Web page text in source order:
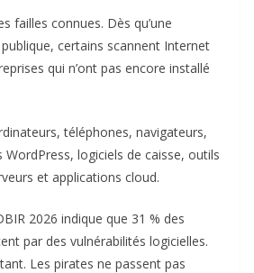
failles connues. Dès qu’une
certains scannent Internet
qui n’ont pas encore installé
téléphones, navigateurs,
logiciels de caisse, outils
et applications cloud.
2026 indique que 31 % des
par des vulnérabilités logicielles.
Les pirates ne passent pas